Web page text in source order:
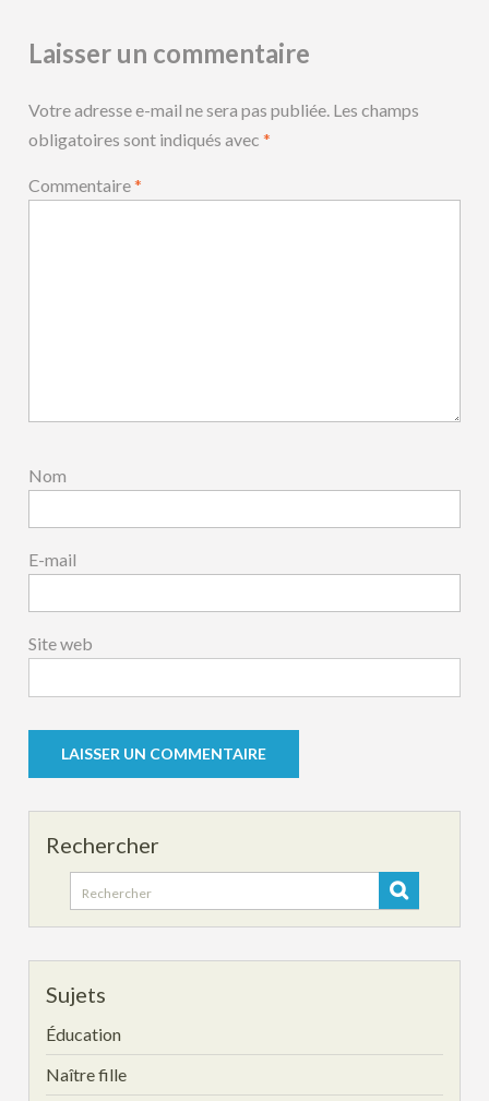
Laisser un commentaire
Votre adresse e-mail ne sera pas publiée. Les champs
obligatoires sont indiqués avec*
Commentaire*
Nom
E-mail
Site web
Rechercher
Search
for:
Sujets
Éducation
Naître fille